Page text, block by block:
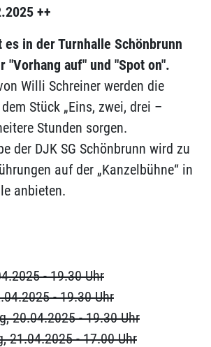
++
in der Turnhalle Schönbrunn
"Vorhang auf" und "Spot on".
Willi Schreiner werden die
Stück „Eins, zwei, drei –
Stunden sorgen.
der DJK SG Schönbrunn wird zu
auf der „Kanzelbühne“ in
anbieten.
- 19.30 Uhr
- 19.30 Uhr
20.04.2025 - 19.30 Uhr
21.04.2025 - 17.00 Uhr